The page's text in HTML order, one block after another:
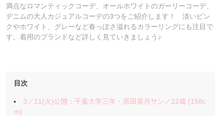
満点なロマンティックコーデ、オールホワイトのガーリーコーデ、
デニムの大人カジュアルコーデの3つをご紹介します！ 淡いピン
クやホワイト、グレーなど春っぽさ溢れるカラーリングにも注目で
す。着用のブランドなど詳しく見ていきましょう♪
目次
3／11(火)公開：千葉大学三年・原田菜月サン／22歳 (158c
m)